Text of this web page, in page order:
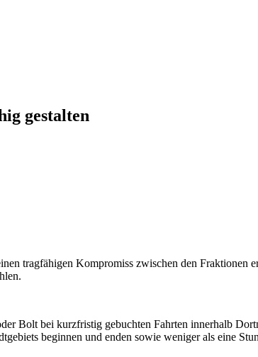
gestalten
tragfähigen Kompromiss zwischen den Fraktionen
Bolt bei kurzfristig gebuchten Fahrten innerhalb
beginnen und enden sowie weniger als eine